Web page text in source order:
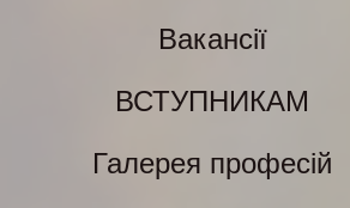
Вакансії
ВСТУПНИКАМ
Галерея професій